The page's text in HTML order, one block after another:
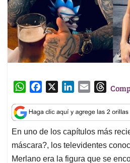
W
a
t
s
A
p
c
e
b
o
o
n
k
e
d
I
a
i
l
T
r
e
a
d
s
En uno de los capítulos más
máscara?, los televidentes
Merlano era la figura que se